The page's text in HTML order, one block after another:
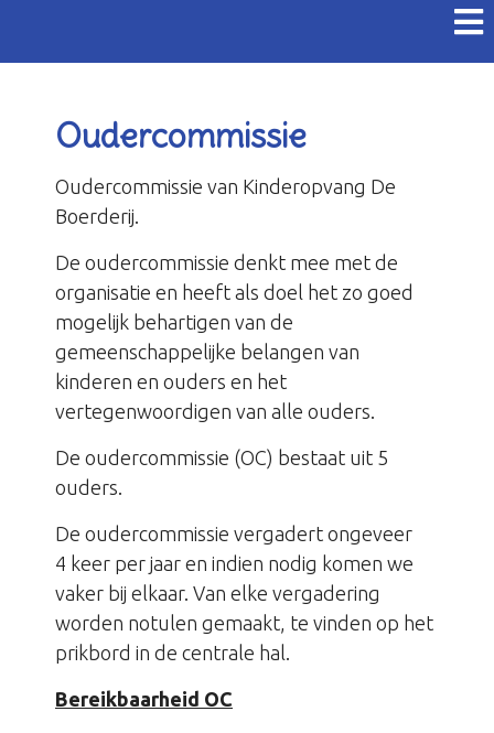
Oudercommissie
Oudercommissie van Kinderopvang De
Boerderij.
De oudercommissie denkt mee met de
organisatie en heeft als doel het zo goed
mogelijk behartigen van de
gemeenschappelijke belangen van
kinderen en ouders en het
vertegenwoordigen van alle ouders.
De oudercommissie (OC) bestaat uit 5
ouders.
De oudercommissie vergadert ongeveer
4 keer per jaar en indien nodig komen we
vaker bij elkaar. Van elke vergadering
worden notulen gemaakt, te vinden op het
prikbord in de centrale hal.
Bereikbaarheid OC